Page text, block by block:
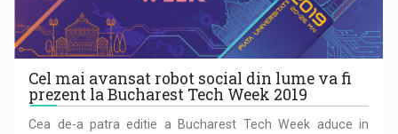
Cel mai avansat robot social din lume va fi
prezent la Bucharest Tech Week 2019
Cea de-a patra editie a Bucharest Tech Week aduce in